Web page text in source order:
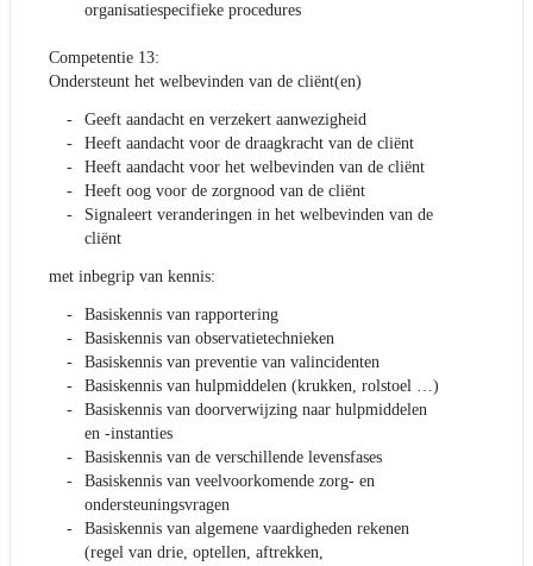
organisatiespecifieke procedures
Competentie 13:
Ondersteunt het welbevinden van de cliënt(en)
Geeft aandacht en verzekert aanwezigheid
Heeft aandacht voor de draagkracht van de cliënt
Heeft aandacht voor het welbevinden van de cliënt
Heeft oog voor de zorgnood van de cliënt
Signaleert veranderingen in het welbevinden van de
cliënt
met inbegrip van kennis:
Basiskennis van rapportering
Basiskennis van observatietechnieken
Basiskennis van preventie van valincidenten
Basiskennis van hulpmiddelen (krukken, rolstoel …)
Basiskennis van doorverwijzing naar hulpmiddelen
en -instanties
Basiskennis van de verschillende levensfases
Basiskennis van veelvoorkomende zorg- en
ondersteuningsvragen
Basiskennis van algemene vaardigheden rekenen
(regel van drie, optellen, aftrekken,